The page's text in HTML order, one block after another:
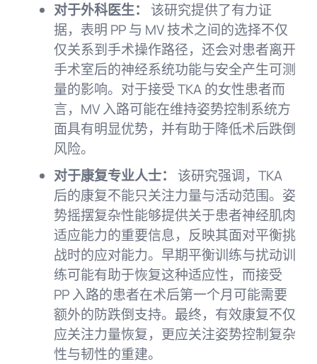
对于外科医生：
该研究提供了有力证
据，表明 PP 与 MV 技术之间的选择不仅
仅关系到手术操作路径，还会对患者离开
手术室后的神经系统功能与安全产生可测
量的影响。对于接受 TKA 的女性患者而
言，MV 入路可能在维持姿势控制系统方
面具有明显优势，并有助于降低术后跌倒
风险。
对于康复专业人士：
该研究强调，TKA
后的康复不能只关注力量与活动范围。姿
势摇摆复杂性能够提供关于患者神经肌肉
适应能力的重要信息，反映其面对平衡挑
战时的应对能力。早期平衡训练与扰动训
练可能有助于恢复这种适应性，而接受
PP 入路的患者在术后第一个月可能需要
额外的防跌倒支持。最终，有效康复不仅
应关注力量恢复，更应关注姿势控制复杂
性与韧性的重建。